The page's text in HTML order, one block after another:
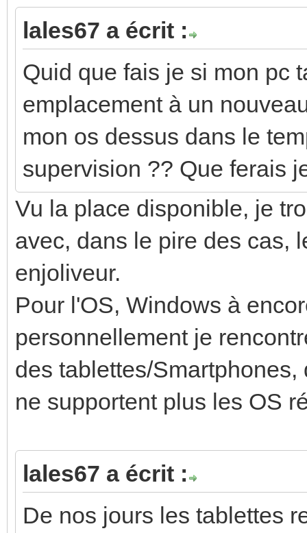
lales67 a écrit :
Quid que fais je si mon pc
emplacement à un
mon os dessus dans le
supervision ?? Que ferais
Vu la place disponible, je
avec, dans le pire des cas,
enjoliveur.
Pour l'OS, Windows à
personnellement je
des tablettes/
ne supportent plus les OS
lales67 a écrit :
De nos jours les tablettes